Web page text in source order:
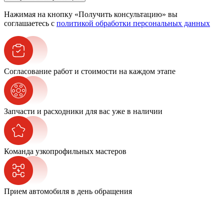
Нажимая на кнопку «Получить консультацию» вы
соглашаетесь с политикой обработки персональных данных
Согласование работ и стоимости на каждом этапе
Запчасти и расходники для вас уже в наличии
Команда узкопрофильных мастеров
Прием автомобиля в день обращения